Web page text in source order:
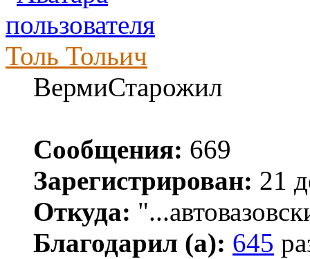
Толь Тольич
ВермиСтарожил
Сообщения: 669
Зарегистрирован: 21
Откуда:
Благодарил (а): 645